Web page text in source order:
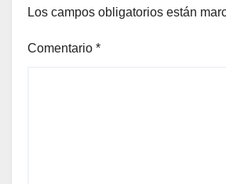
Los campos obligatorios están
Comentario *